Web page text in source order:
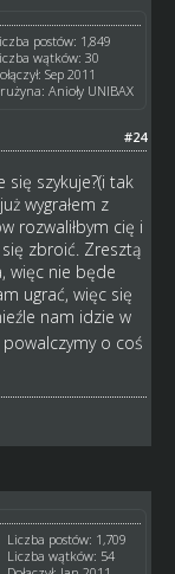
postów: 1,849
wątków: 30
Sep 2011
Anioły UNIBAX
#24
się szykuje?(i tak
wygrałem z
rozwaliłbym cię i
zbroić. Zresztą
więc nie będe
ugrać, więc się
nam idzie w
o coś
Liczba postów: 1,709
Liczba wątków: 54